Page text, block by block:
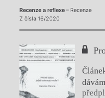
Recenze a reflexe– Recenze
Z čísla 16/2020